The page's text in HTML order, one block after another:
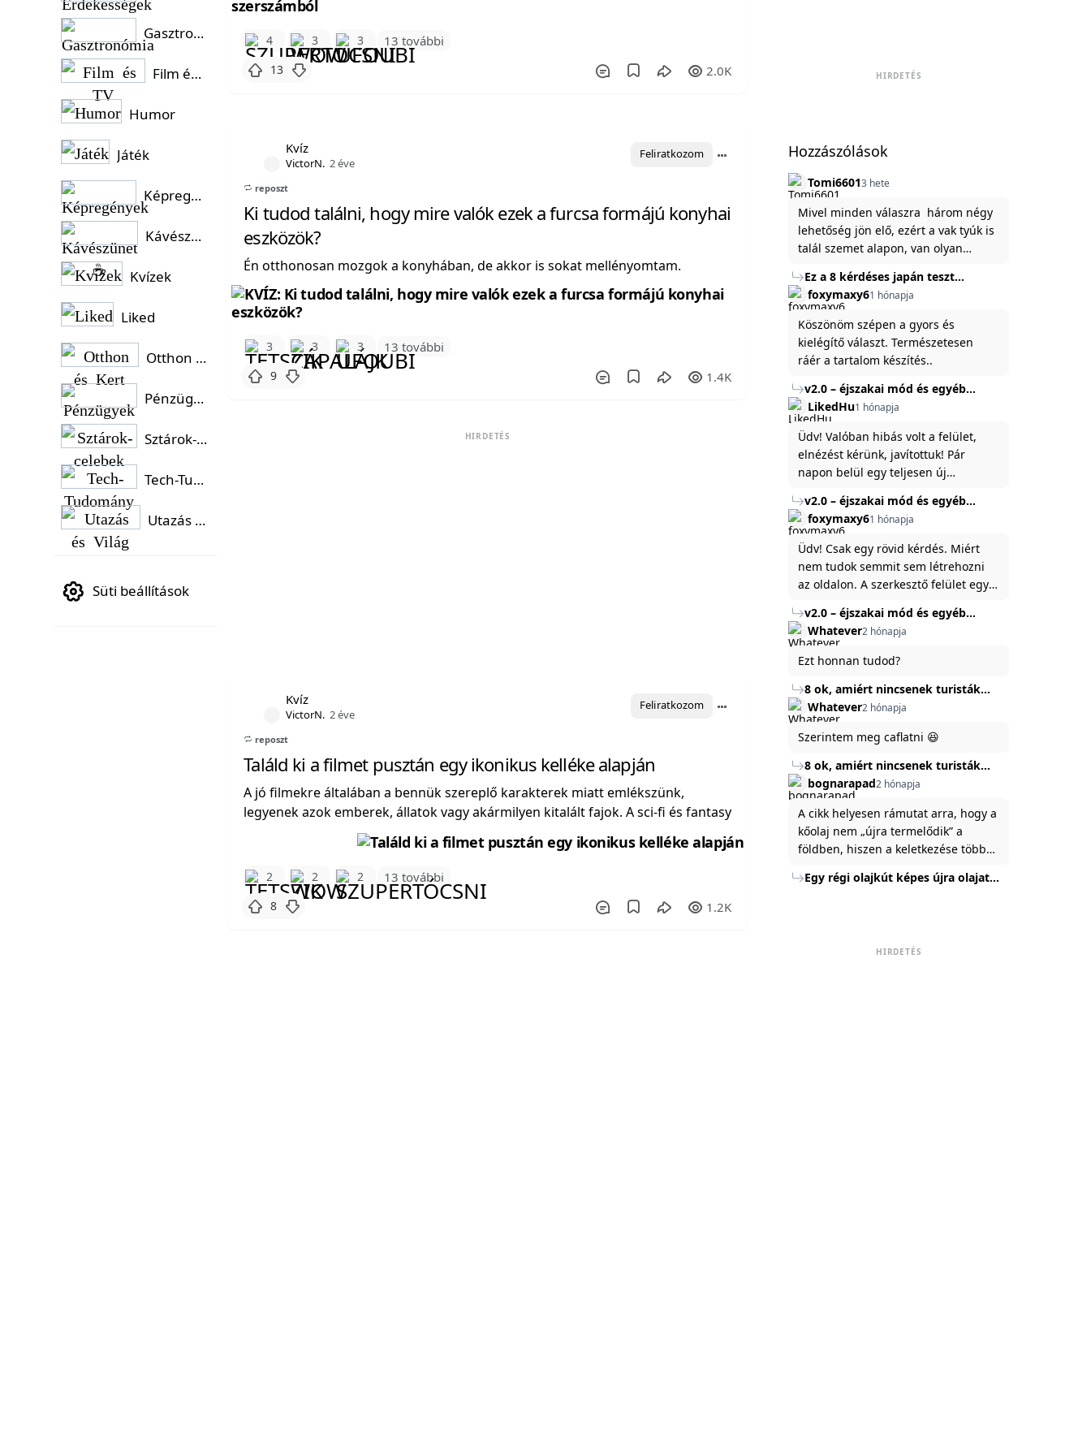
4 3 3 13 további
13 2.0K
Kvíz
VictorN. 2 éve
Feliratkozom
Ki tudod találni, hogy mire valók ezek a furcsa formájú konyhai
eszközök?
reposzt
Én otthonosan mozgok a konyhában, de akkor is sokat mellényomtam.
3 3 3 13 további
9 1.4K
HIRDETÉS
Kvíz
VictorN. 2 éve
Feliratkozom
Találd ki a filmet pusztán egy ikonikus kelléke alapján
reposzt
A jó filmekre általában a bennük szereplő karakterek miatt emlékszünk,
legyenek azok emberek, állatok vagy akármilyen kitalált fajok. A sci-fi és fantasy
2 2 2 13 további
8 1.2K
HIRDETÉS
Hozzászólások
Tomi66013 hete
Mivel minden válaszra három négy
lehetőség jön elő, ezért a vak tyúk is
talál szemet alapon, van olyan
Ez a 8 kérdéses japán teszt
hibátlanul feltárja az igazságot
rólad
foxymaxy61 hónapja
Köszönöm szépen a gyors és
kielégítő választ. Természetesen
ráér a tartalom készítés..
v2.0 – éjszakai mód és egyéb
fejlesztések
LikedHu1 hónapja
Üdv! Valóban hibás volt a felület,
elnézést kérünk, javítottuk! Pár
napon belül egy teljesen új
weboldal legújabb, 3.0-ás verzióját,
és vélhetően ez zavart be kicsit.Egy
baráti megjegyzés: ha nem fontos
és tud várni néhány napot a
tartalom, amit készíteni
szeretnél, inkább várj néhány napot,
mert ég és föld lesz a különbség a
jelenlegi rendszer és az új között -
legfőképpen egyébként épp
tartalomkészítési szempontból! :)
v2.0 – éjszakai mód és egyéb
fejlesztések
foxymaxy61 hónapja
Üdv! Csak egy rövid kérdés. Miért
nem tudok semmit sem létrehozni
az oldalon. A szerkesztő felület egy
Köszönöm ha válaszoltok.
v2.0 – éjszakai mód és egyéb
fejlesztések
Whatever2 hónapja
Ezt honnan tudod?
8 ok, amiért nincsenek turisták
Törökország Fekete-tenger felőli
partján
Whatever2 hónapja
Szerintem meg caflatni 😆
8 ok, amiért nincsenek turisták
Törökország Fekete-tenger felőli
partján
bognarapad2 hónapja
A cikk helyesen rámutat arra, hogy a
kőolaj nem „újra termelődik” a
földben, hiszen a keletkezése több
Energiaügyi Minisztériuma szerint a
nyomáskülönbség kiegyenlítődik,
Egy régi olajkút képes újra olajat
HIRDETÉS
Gasztronómia
Film és TV
Humor
Játék
Képregények
Kávészünet ☕
Kvízek
Liked
Otthon és Kert
Pénzügyek
Sztárok-celebek
Tech-Tudomány
Utazás és Világ
Süti beállítások